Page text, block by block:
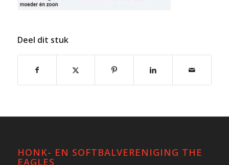
Deel dit stuk
HONK- EN SOFTBALVERENIGING THE
EAGLES